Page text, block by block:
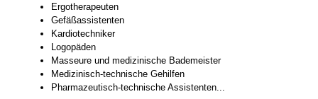
Ergotherapeuten
Gefäßassistenten
Kardiotechniker
Logopäden
Masseure und medizinische Bademeister
Medizinisch-technische Gehilfen
Pharmazeutisch-technische Assistenten...